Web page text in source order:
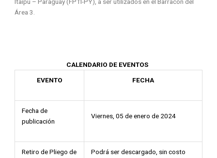
Itaipu – Paraguay (FPTI-PY), a ser utilizados en el Barracón del
Área 3.
CALENDARIO DE EVENTOS
EVENTO
FECHA
Fecha de
publicación
Viernes, 05 de enero de 2024
Retiro de Pliego de
Podrá ser descargado, sin costo